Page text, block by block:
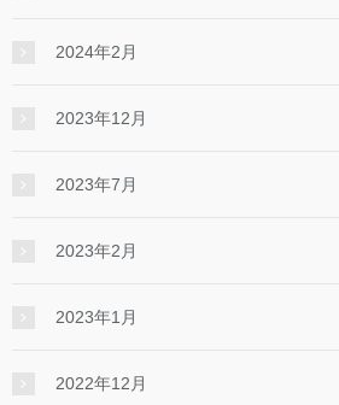
2024年2月
2023年12月
2023年7月
2023年2月
2023年1月
2022年12月